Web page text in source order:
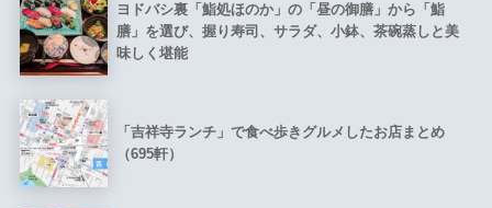
ヨドバシ裏「鮨処ほのか」の「昼の御膳」から「鮨
膳」を選び、握り寿司、サラダ、小鉢、茶碗蒸しと美
味しく堪能
「吉祥寺ランチ」で食べ歩きグルメしたお店まとめ
（695軒）